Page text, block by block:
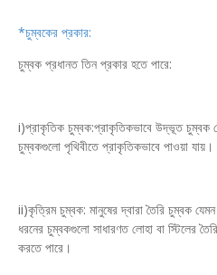
*চুম্বকের প্রকার:
চুম্বক প্রধানত তিন প্রকার হতে পারে:
i)প্রাকৃতিক চুম্বক:প্রাকৃতিকভাবে উদ্ভূত
চুম্বকগুলো পৃথিবীতে প্রাকৃতিকভাবে পাওয়া যায়।
ii)কৃত্রিম চুম্বক: মানুষের দ্বারা তৈরি চুম্বক
ধরনের চুম্বকগুলো সাধারণত লোহা বা স্টিলের
করতে পারে।